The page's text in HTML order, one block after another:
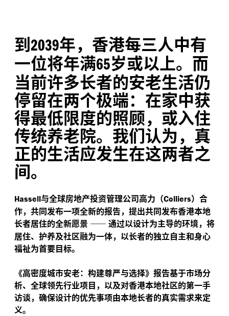
到2039年，香港每三人中有
一位将年满65岁或以上。而
当前许多长者的安老生活仍
停留在两个极端：在家中获
得最低限度的照顾，或入住
传统养老院。我们认为，真
正的生活应发生在这两者之
间。
Hassell与全球房地产投资管理公司高力（Colliers）合
作，共同发布一项全新的报告，提出共同发布香港本地
长者居住的全新愿景 —— 通过以设计为主导的环境，将
居住、护养及社区融为一体，以长者的独立自主和身心
福祉为首要目标。
《高密度城市安老：构建尊严与选择》报告基于市场分
析、全球领先行业项目，以及对香港本地社区的第一手
访谈，确保设计的优先事项由本地长者的真实需求来定
义。